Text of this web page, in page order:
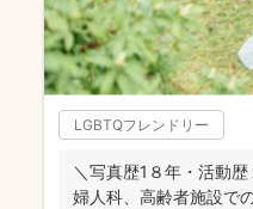
LGBTQフレンドリー
＼写真歴1８年・活動
婦人科、高齢者施設で